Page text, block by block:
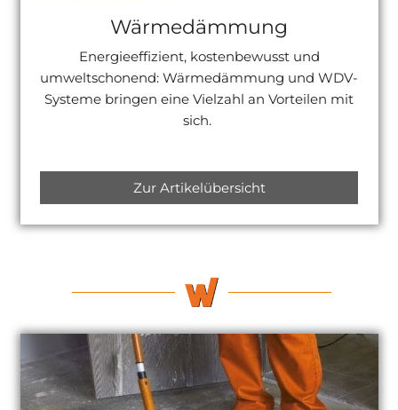
Wärmedämmung
Energieeffizient, kostenbewusst und
umweltschonend: Wärmedämmung und WDV-
Systeme bringen eine Vielzahl an Vorteilen mit
sich.
Zur Artikelübersicht